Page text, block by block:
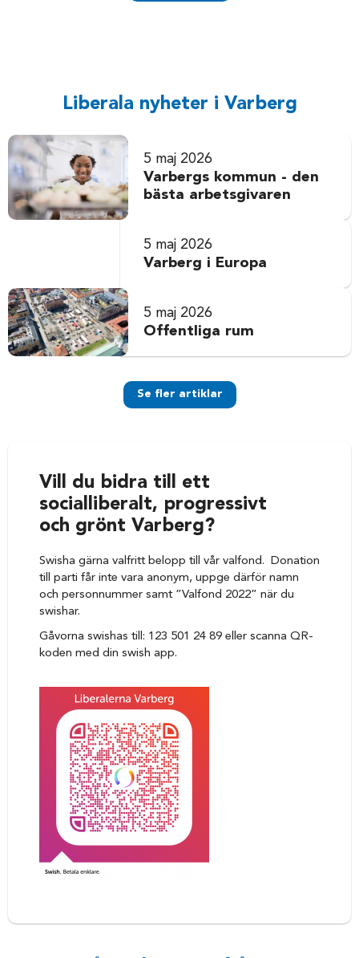
Liberala nyheter i Varberg
5 maj 2026
Varbergs kommun - den
bästa arbetsgivaren
5 maj 2026
Varberg i Europa
5 maj 2026
Offentliga rum
Se fler artiklar
Vill du bidra till ett
socialliberalt, progressivt
och grönt Varberg?
Swisha gärna valfritt belopp till vår valfond. Donation
till parti får inte vara anonym, uppge därför namn
och personnummer samt ”Valfond 2022” när du
swishar.
Gåvorna swishas till: 123 501 24 89 eller scanna QR-
koden med din swish app.